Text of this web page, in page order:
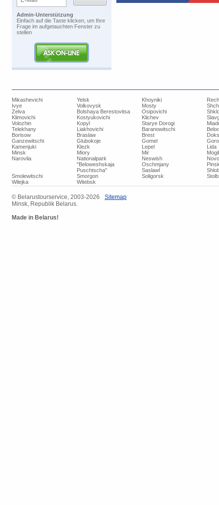
Admin-Unterstützung
​Einfach auf die Taste klicken, um Ihre
Frage im aufgetauchten Fenster zu
stellen
Mikashevichi Yelsk Khoyniki
Ivye
Volkovysk Mosty
Zelva
Bolshaya Berestovitsa Osipovichi
Klimovichi
Kostyukovichi Klichev
Volozhin
Kopyl Starye Dorogi
Telekhany
Liakhovichi Baranowitschi
Borisow
Braslaw Brest
Ganzewitschi
Glubokoje Gomel
Kamenjuki
Klezk Lepel
Lida
Minsk
Miory Mir
Narovlia
Nationalpark
"Beloweshskaja
Puschtscha"
Neswish
Oschmjany
Saslawl
Smolewitschi
Smorgon Soligorsk
Wilejka
Witebsk
© ​Belarustourservice, 2003-2026
Minsk, Republik Belarus.
Made in Belarus!
​Sitemap